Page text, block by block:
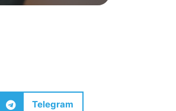
Telegram